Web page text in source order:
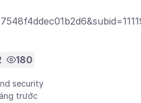
180
security
trước